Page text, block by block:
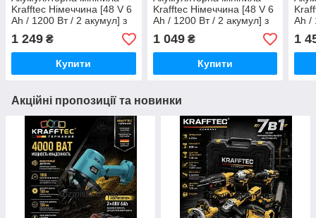
Krafftec Німеччина [48 V 6
Ah / 1200 Вт / 2 акумул] з
автоматичним мастилом 6
дюймів
1 249 ₴
Купити
Krafftec Німеччина [48 V 6
Ah / 1200 Вт / 2 акумул] з
автоматичним мастилом 6
дюймів
1 049₴
Купити
Ah /
1
Акційні пропозиції та новинки